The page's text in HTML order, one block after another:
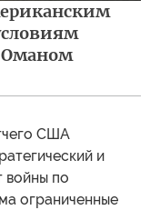
Оманом
США
и
войны по
ограниченные